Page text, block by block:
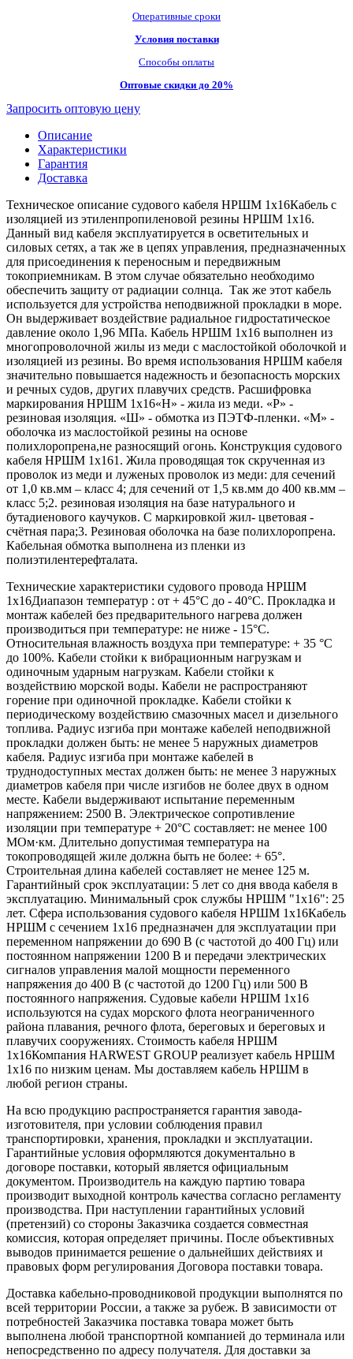
Оперативные сроки
Условия поставки
Способы оплаты
Оптовые скидки до 20%
Запросить оптовую цену
Описание
Характеристики
Гарантия
Доставка
Техническое описание судового кабеля НРШМ 1х16Кабель с
изоляцией из этиленпропиленовой резины НРШМ 1х16.
Данный вид кабеля эксплуатируется в осветительных и
силовых сетях, а так же в цепях управления, предназначенных
для присоединения к переносным и передвижным
токоприемникам. В этом случае обязательно необходимо
обеспечить защиту от радиации солнца. Так же этот кабель
используется для устройства неподвижной прокладки в море.
Он выдерживает воздействие радиальное гидростатическое
давление около 1,96 МПа. Кабель НРШМ 1х16 выполнен из
многопроволочной жилы из меди с маслостойкой оболочкой и
изоляцией из резины. Во время использования НРШМ кабеля
значительно повышается надежность и безопасность морских
и речных судов, других плавучих средств. Расшифровка
маркирования НРШМ 1х16«Н» - жила из меди. «Р» -
резиновая изоляция. «Ш» - обмотка из ПЭТФ-пленки. «М» -
оболочка из маслостойкой резины на основе
полихлоропрена,не разносящий огонь. Конструкция судового
кабеля НРШМ 1х161. Жила проводящая ток скрученная из
проволок из меди и луженых проволок из меди: для сечений
от 1,0 кв.мм – класс 4; для сечений от 1,5 кв.мм до 400 кв.мм –
класс 5;2. резиновая изоляция на базе натурального и
бутадиенового каучуков. С маркировкой жил- цветовая -
счётная пара;3. Резиновая оболочка на базе полихлоропрена.
Кабельная обмотка выполнена из пленки из
полиэтилентерефталата.
Технические характеристики судового провода НРШМ
1х16Диапазон температур : от + 45°С до - 40°С. Прокладка и
монтаж кабелей без предварительного нагрева должен
производиться при температуре: не ниже - 15°С.
Относительная влажность воздуха при температуре: + 35 °С
до 100%. Кабели стойки к вибрационным нагрузкам и
одиночным ударным нагрузкам. Кабели стойки к
воздействию морской воды. Кабели не распространяют
горение при одиночной прокладке. Кабели стойки к
периодическому воздействию смазочных масел и дизельного
топлива. Радиус изгиба при монтаже кабелей неподвижной
прокладки должен быть: не менее 5 наружных диаметров
кабеля. Радиус изгиба при монтаже кабелей в
труднодоступных местах должен быть: не менее 3 наружных
диаметров кабеля при числе изгибов не более двух в одном
месте. Кабели выдерживают испытание переменным
напряжением: 2500 В. Электрическое сопротивление
изоляции при температуре + 20°С составляет: не менее 100
МОм·км. Длительно допустимая температура на
токопроводящей жиле должна быть не более: + 65°.
Строительная длина кабелей составляет не менее 125 м.
Гарантийный срок эксплуатации: 5 лет со дня ввода кабеля в
эксплуатацию. Минимальный срок службы НРШМ "1х16": 25
лет. Сфера использования судового кабеля НРШМ 1х16Кабель
НРШМ с сечением 1х16 предназначен для эксплуатации при
переменном напряжении до 690 В (с частотой до 400 Гц) или
постоянном напряжении 1200 В и передачи электрических
сигналов управления малой мощности переменного
напряжения до 400 В (с частотой до 1200 Гц) или 500 В
постоянного напряжения. Судовые кабели НРШМ 1х16
используются на судах морского флота неограниченного
района плавания, речного флота, береговых и береговых и
плавучих сооружениях. Стоимость кабеля НРШМ
1х16Компания HARWEST GROUP реализует кабель НРШМ
1х16 по низким ценам. Мы доставляем кабель НРШМ в
любой регион страны.
На всю продукцию распространяется гарантия завода-
изготовителя, при условии соблюдения правил
транспортировки, хранения, прокладки и эксплуатации.
Гарантийные условия оформляются документально в
договоре поставки, который является официальным
документом. Производитель на каждую партию товара
производит выходной контроль качества согласно регламенту
производства. При наступлении гарантийных условий
(претензий) со стороны Заказчика создается совместная
комиссия, которая определяет причины. После объективных
выводов принимается решение о дальнейших действиях и
правовых форм регулирования Договора поставки товара.
Доставка кабельно-проводниковой продукции выполнятся по
всей территории России, а также за рубеж. В зависимости от
потребностей Заказчика поставка товара может быть
выполнена любой транспортной компанией до терминала или
непосредственно по адресу получателя. Для доставки за